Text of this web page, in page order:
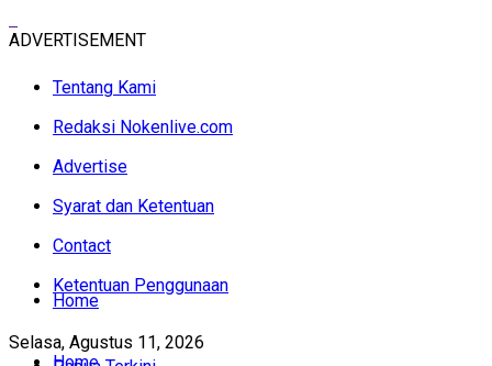
ADVERTISEMENT
Tentang Kami
Redaksi Nokenlive.com
Advertise
Syarat dan Ketentuan
Contact
Ketentuan Penggunaan
Selasa, Agustus 11, 2026
Home